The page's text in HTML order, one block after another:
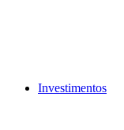
Investimentos